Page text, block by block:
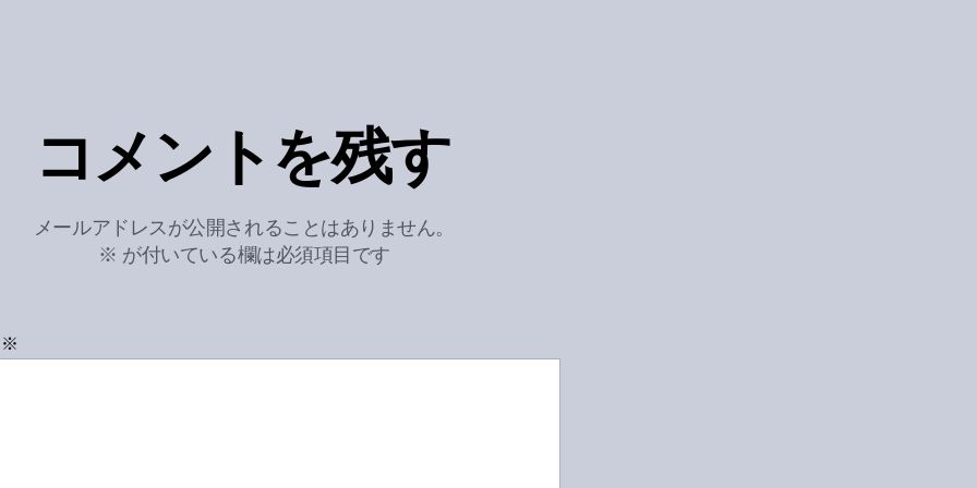
コメントを残す
メールアドレスが公開されることはありません。
※ が付いている欄は必須項目です
※